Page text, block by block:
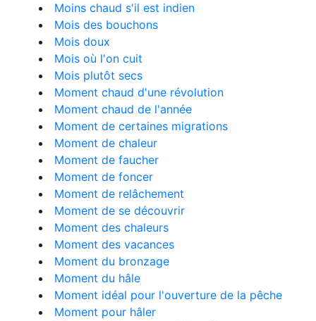
Moins chaud s'il est indien
Mois des bouchons
Mois doux
Mois où l'on cuit
Mois plutôt secs
Moment chaud d'une révolution
Moment chaud de l'année
Moment de certaines migrations
Moment de chaleur
Moment de faucher
Moment de foncer
Moment de relâchement
Moment de se découvrir
Moment des chaleurs
Moment des vacances
Moment du bronzage
Moment du hâle
Moment idéal pour l'ouverture de la pêche
Moment pour hâler